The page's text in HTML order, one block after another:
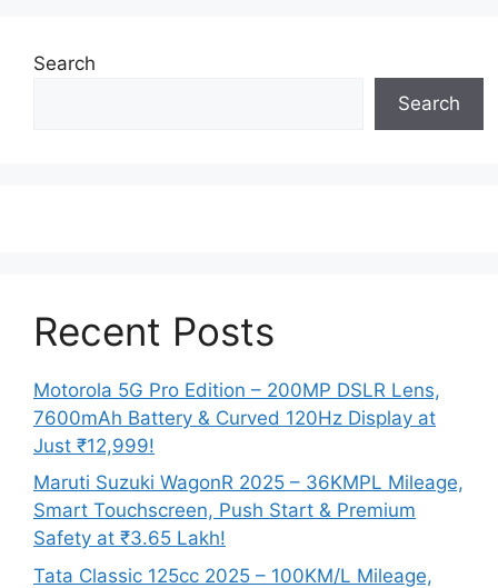
Search
Search
Recent Posts
Motorola 5G Pro Edition – 200MP DSLR Lens,
7600mAh Battery & Curved 120Hz Display at
Just ₹12,999!
Maruti Suzuki WagonR 2025 – 36KMPL Mileage,
Smart Touchscreen, Push Start & Premium
Safety at ₹3.65 Lakh!
Tata Classic 125cc 2025 – 100KM/L Mileage,